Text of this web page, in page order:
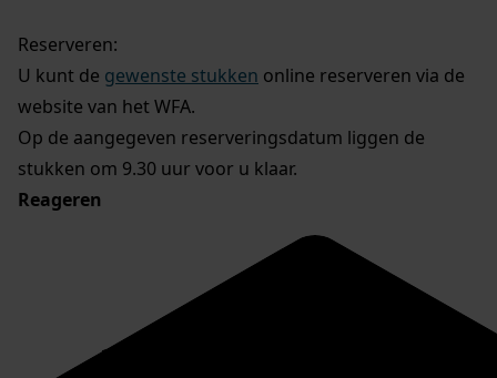
Reserveren:
U kunt de gewenste stukken online reserveren via de
website van het WFA.
Op de aangegeven reserveringsdatum liggen de
stukken om 9.30 uur voor u klaar.
Reageren